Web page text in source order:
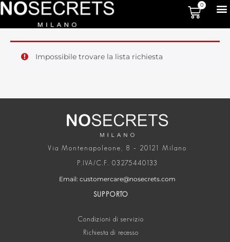
0
Impossibile trovare la lista richiesta
Via Montenapoleone, 8 – 20121 Milano
P.IVA/C.F. 03275440133
Email: customercare@nosecrets.com
SUPPORTO
Condizioni di servizio
Richiesta di recesso